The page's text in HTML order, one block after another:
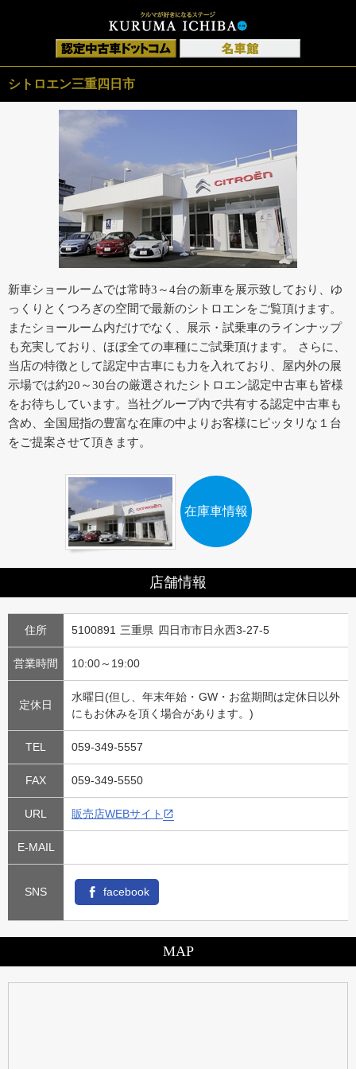
シトロエン三重四日市
新車ショールームでは常時3～4台の新車を展示致しており、ゆ
っくりとくつろぎの空間で最新のシトロエンをご覧頂けます。
またショールーム内だけでなく、展示・試乗車のラインナップ
も充実しており、ほぼ全ての車種にご試乗頂けます。 さらに、
当店の特徴として認定中古車にも力を入れており、屋内外の展
示場では約20～30台の厳選されたシトロエン認定中古車も皆様
をお待ちしています。当社グループ内で共有する認定中古車も
含め、全国屈指の豊富な在庫の中よりお客様にピッタリな１台
をご提案させて頂きます。
在庫車情報
店舗情報
住所 5100891 三重県 四日市市日永西3-27-5
営業時間 10:00～19:00
定休日
水曜日(但し、年末年始・GW・お盆期間は定休日以外
にもお休みを頂く場合があります。)
TEL 059-349-5557
FAX 059-349-5550
URL 販売店WEBサイト
E-MAIL
SNS facebook
MAP